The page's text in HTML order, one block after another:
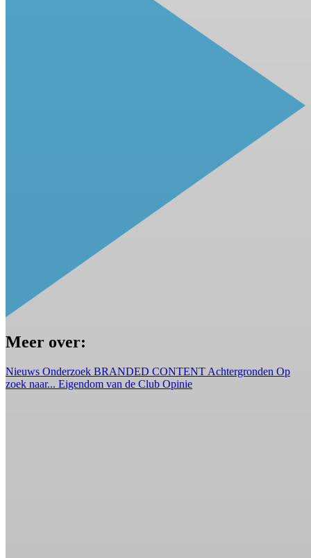
Meer over:
Nieuws Onderzoek BRANDED CONTENT Achtergronden Op
zoek naar... Eigendom van de Club Opinie